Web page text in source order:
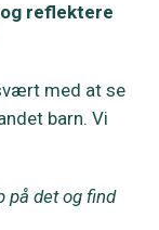
reflektere
med at se
barn. Vi
på det og find